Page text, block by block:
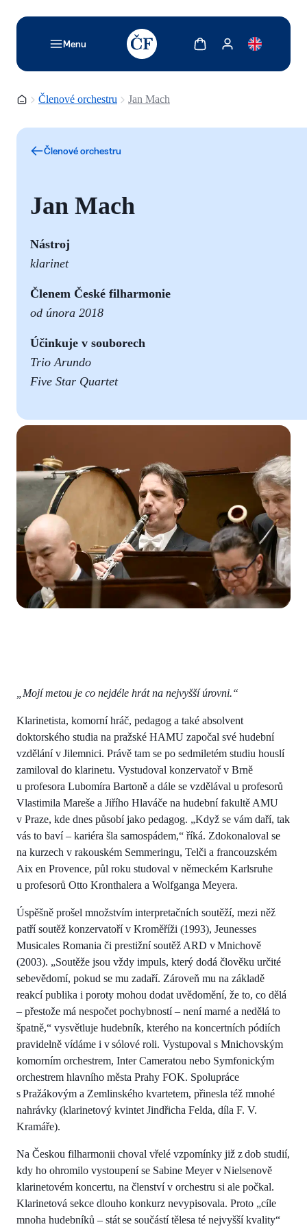
Menu
TODO: Add description for reader
Zobrazit košíkZobrazit můj účet
Domovská stránka
Členové orchestru Jan Mach
Členové orchestru
Jan Mach
Nástroj
klarinet
Členem České filharmonie
od února 2018
Účinkuje v souborech
Trio Arundo
Five Star Quartet
„Mojí metou je co nejdéle hrát na nejvyšší úrovni.“
Klarinetista, komorní hráč, pedagog a také absolvent
doktorského studia na pražské HAMU započal své hudební
vzdělání v Jilemnici. Právě tam se po sedmiletém studiu houslí
zamiloval do klarinetu. Vystudoval konzervatoř v Brně
u profesora Lubomíra Bartoně a dále se vzdělával u profesorů
Vlastimila Mareše a Jiřího Hlaváče na hudební fakultě AMU
v Praze, kde dnes působí jako pedagog. „Když se vám daří, tak
vás to baví – kariéra šla samospádem,“ říká. Zdokonaloval se
na kurzech v rakouském Semmeringu, Telči a francouzském
Aix en Provence, půl roku studoval v německém Karlsruhe
u profesorů Otto Kronthalera a Wolfganga Meyera.
Úspěšně prošel množstvím interpretačních soutěží, mezi něž
patří soutěž konzervatoří v Kroměříži (1993), Jeunesses
Musicales Romania či prestižní soutěž ARD v Mnichově
(2003). „Soutěže jsou vždy impuls, který dodá člověku určité
sebevědomí, pokud se mu zadaří. Zároveň mu na základě
reakcí publika i poroty mohou dodat uvědomění, že to, co dělá
– přestože má nespočet pochybností – není marné a nedělá to
špatně,“ vysvětluje hudebník, kterého na koncertních pódiích
pravidelně vídáme i v sólové roli. Vystupoval s Mnichovským
komorním orchestrem, Inter Cameratou nebo Symfonickým
orchestrem hlavního města Prahy FOK. Spolupráce
s Pražákovým a Zemlinského kvartetem, přinesla též mnohé
nahrávky (klarinetový kvintet Jindřicha Felda, díla F. V.
Kramáře).
Na Českou filharmonii choval vřelé vzpomínky již z dob studií,
kdy ho ohromilo vystoupení se Sabine Meyer v Nielsenově
klarinetovém koncertu, na členství v orchestru si ale počkal.
Klarinetová sekce dlouho konkurz nevypisovala. Proto „cíle
mnoha hudebníků – stát se součástí tělesa té nejvyšší kvality“